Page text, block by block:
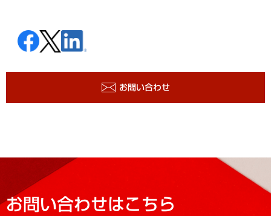
お問い合わせ
お問い合わせはこちら